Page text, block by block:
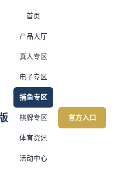
首页
产品大厅
真人专区
电子专区
捕鱼专区
棋牌专区
体育资讯
活动中心
官方入口